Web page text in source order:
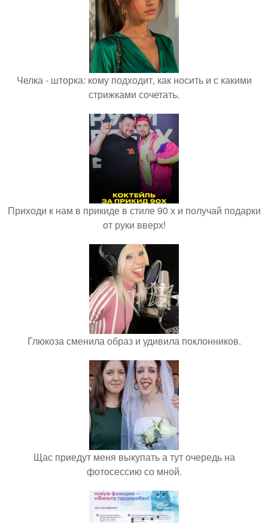
Челка - шторка: кому подходит, как носить и с какими
стрижками сочетать.
Приходи к нам в прикиде в стиле 90 х и получай подарки
от руки вверх!
Глюкоза сменила образ и удивила поклонников.
Щас приедут меня выкупать а тут очередь на
фотосессию со мной.